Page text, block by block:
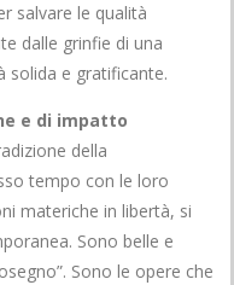
salvare le qualità
dalle grinfie di una
solida e gratificante.
e di impatto
della
tempo con le loro
materiche in libertà, si
Sono belle e
Sono le opere che